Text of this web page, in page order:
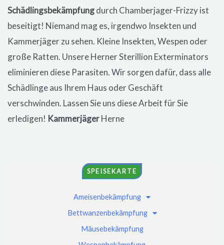
SPEISEKARTE
Ameisenbekämpfung
Bettwanzenbekämpfung
Mäusebekämpfung
Schädlingsbekämpfungdurch Chamberjager-Frizzy ist
beseitigt! Niemand mag es, irgendwo Insekten und
Kammerjäger zu sehen. Kleine Insekten, Wespen oder
große Ratten. UnsereHernerSterillion Exterminators
eliminieren diese Parasiten. Wir sorgen dafür, dass alle
Schädlinge aus Ihrem Haus oder Geschäft
verschwinden. Lassen Sie uns diese Arbeit für Sie
erledigen! KammerjägerHerne